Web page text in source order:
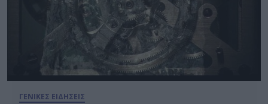
ΓΕΝΙΚΕΣ ΕΙΔΗΣΕΙΣ